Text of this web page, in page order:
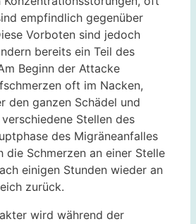
empfindlich gegenüber
Vorboten sind jedoch
bereits ein Teil des
Beginn der Attacke
oft im Nacken,
den ganzen Schädel und
Stellen des
des Migräneanfalles
die Schmerzen an einer Stelle
einigen Stunden wieder an
zurück.
wird während der